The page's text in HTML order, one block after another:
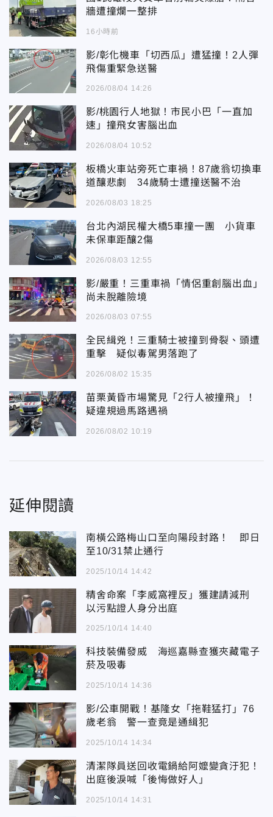
牆遭撞爛一整排
16小時前
影/彰化機車「切西瓜」遭猛撞！2人彈
飛傷重緊急送醫
2026/08/04 14:26
影/桃園行人地獄！市民小巴「一直加
速」撞飛女害腦出血
2026/08/04 10:52
板橋火車站旁死亡車禍！87歲翁切換車
道釀悲劇 34歲騎士遭撞送醫不治
2026/08/03 18:25
台北內湖民權大橋5車撞一團 小貨車
未保車距釀2傷
2026/08/03 12:55
影/嚴重！三重車禍「情侶重創腦出血」
尚未脫離險境
2026/08/03 07:55
全民緝兇！三重騎士被撞到骨裂、頭遭
重擊 疑似毒駕男落跑了
2026/08/02 15:35
苗栗黃昏市場驚見「2行人被撞飛」！
疑違規過馬路遇禍
2026/08/02 10:19
延伸閱讀
南橫公路梅山口至向陽段封路！ 即日
至10/31禁止通行
2025/10/14 14:42
精舍命案「李威窩裡反」獲建請減刑
以污點證人身分出庭
2025/10/14 14:40
科技裝備發威 海巡嘉縣查獲夾藏電子
菸及吸毒
2025/10/14 14:36
影/公車開戰！基隆女「拖鞋猛打」76
歲老翁 警一查竟是通緝犯
2025/10/14 14:34
清潔隊員送回收電鍋給阿嬤變貪汙犯！
出庭後淚喊「後悔做好人」
2025/10/14 14:31